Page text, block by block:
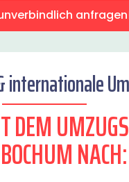
internationale
DEM
NACH: